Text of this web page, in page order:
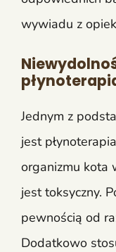
wywiadu z
Jednym z
jest
organizmu kota
jest toksyczny.
pewnością od
Dodatkowo